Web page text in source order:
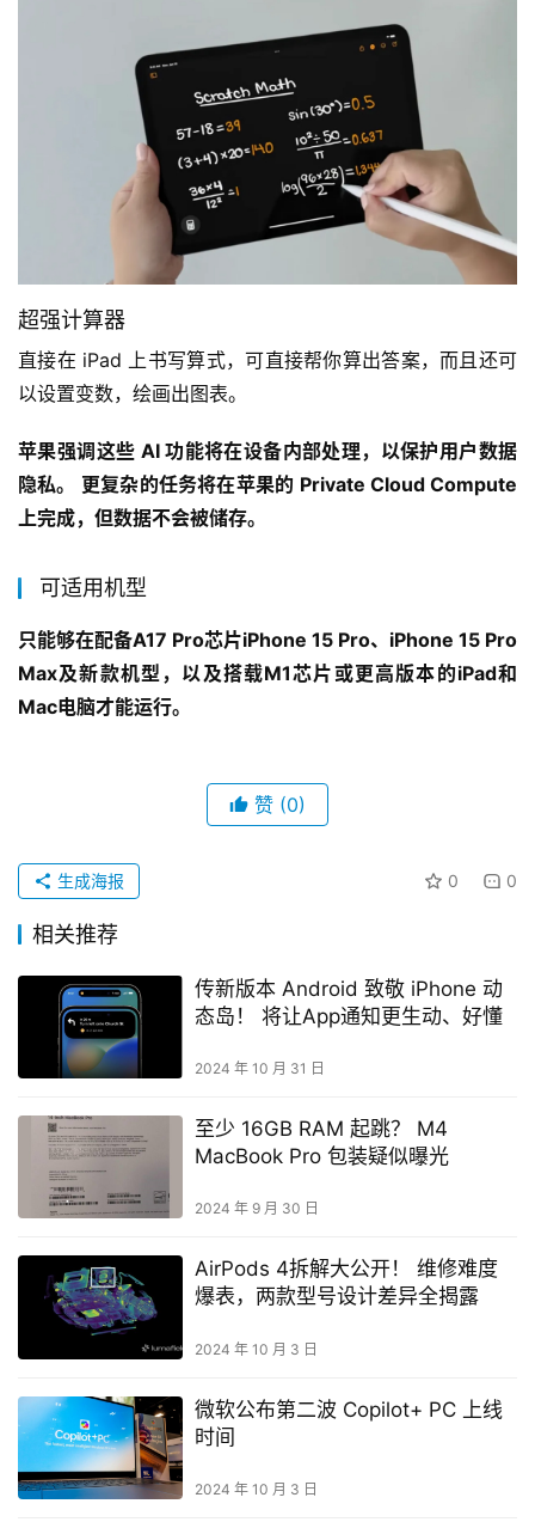
超强计算器
直接在 iPad 上书写算式，可直接帮你算出答案，而且还可
以设置变数，绘画出图表。
苹果强调这些 AI 功能将在设备内部处理，以保护用户数据
隐私。 更复杂的任务将在苹果的 Private Cloud Compute
上完成，但数据不会被储存。
可适用机型
只能够在配备A17 Pro芯片iPhone 15 Pro、iPhone 15 Pro
Max及新款机型，以及搭载M1芯片或更高版本的iPad和
Mac电脑才能运行。
赞 (0)
0 0
生成海报
相关推荐
传新版本 Android 致敬 iPhone 动
态岛！ 将让App通知更生动、好懂
2024 年 10 月 31 日
至少 16GB RAM 起跳？ M4
MacBook Pro 包装疑似曝光
2024 年 9 月 30 日
AirPods 4拆解大公开！ 维修难度
爆表，两款型号设计差异全揭露
2024 年 10 月 3 日
微软公布第二波 Copilot+ PC 上线
时间
2024 年 10 月 3 日